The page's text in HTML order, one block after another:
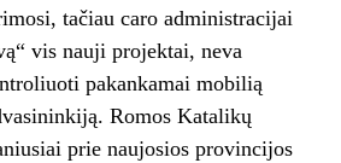
tačiau caro administracijai
vis nauji projektai, neva
pakankamai mobilią
Romos Katalikų
prie naujosios provincijos